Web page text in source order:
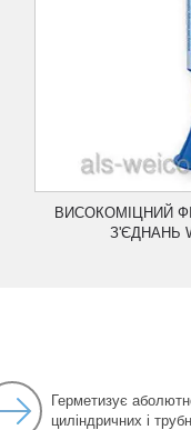
мм
ВИСОКОМІЦНИЙ
З'ЄДНАНЬ
Герметизує
циліндричних і